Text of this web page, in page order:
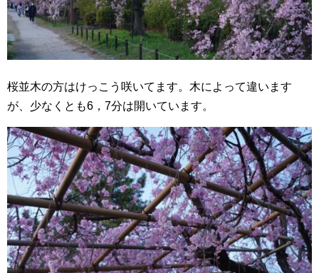
桜並木の方はけっこう咲いてます。木によって違います
が、少なくとも6，7分は開いています。